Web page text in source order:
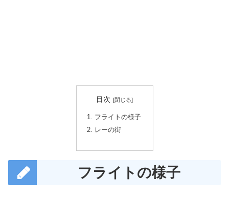
目次
フライトの様子
レーの街
フライトの様子